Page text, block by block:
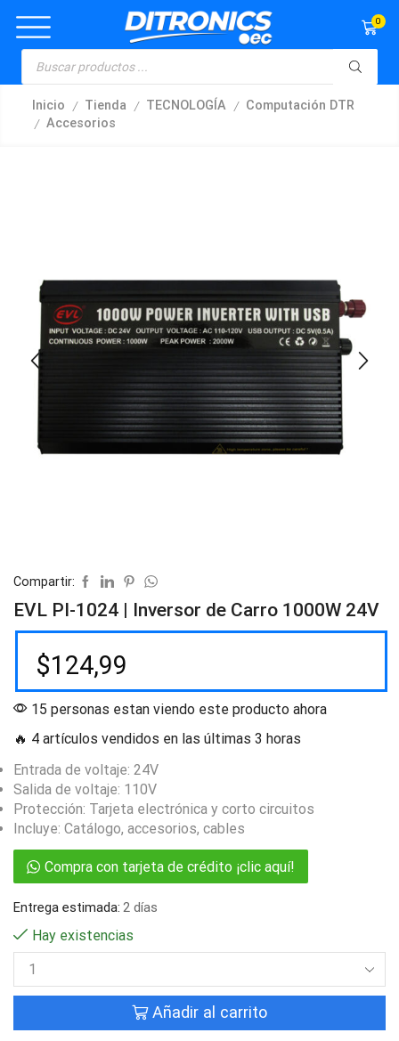
0
Inicio / Tienda / TECNOLOGÍA / Computación DTR
/ Accesorios
Compartir:
EVL PI-1024 | Inversor de Carro 1000W 24V
$124,99
15 personas estan viendo este producto ahora
🔥 4 artículos vendidos en las últimas 3 horas
Entrada de voltaje: 24V
Salida de voltaje: 110V
Protección: Tarjeta electrónica y corto circuitos
Incluye: Catálogo, accesorios, cables
Compra con tarjeta de crédito ¡clic aquí!
Entrega estimada: 2 días
Hay existencias
Añadir al carrito